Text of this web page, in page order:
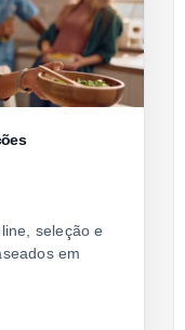
seleção e
em